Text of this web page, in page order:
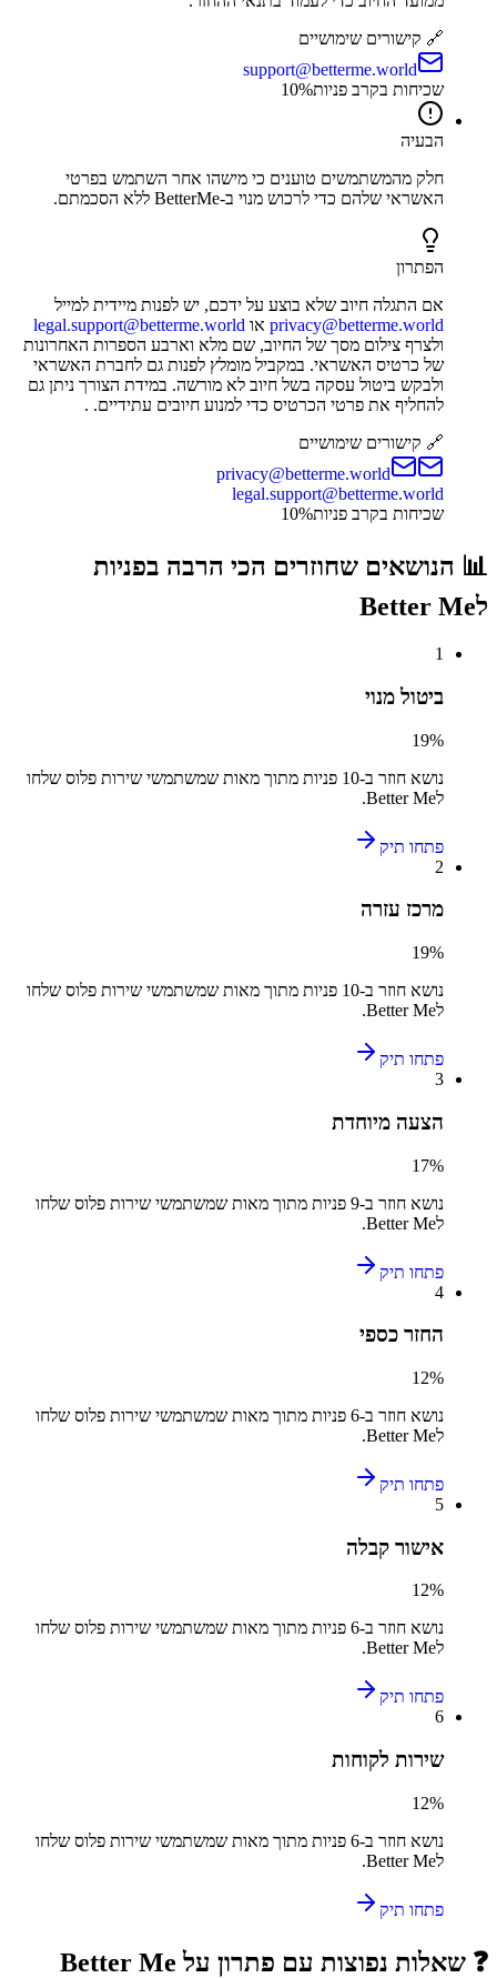
🔗 קישורים שימושיים
support@betterme.world
שכיחות בקרב פניות
10%
הבעיה
חלק מהמשתמשים טוענים כי מישהו אחר השתמש בפרטי
האשראי שלהם כדי לרכוש מנוי ב-BetterMe ללא הסכמתם.
הפתרון
אם התגלה חיוב שלא בוצע על ידכם, יש לפנות מיידית למייל
privacy@betterme.world או legal.support@betterme.world
ולצרף צילום מסך של החיוב, שם מלא וארבע הספרות האחרונות
של כרטיס האשראי. במקביל מומלץ לפנות גם לחברת האשראי
ולבקש ביטול עסקה בשל חיוב לא מורשה. במידת הצורך ניתן גם
להחליף את פרטי הכרטיס כדי למנוע חיובים עתידיים. .
🔗 קישורים שימושיים
privacy@betterme.world
legal.support@betterme.world
שכיחות בקרב פניות
10%
📊 הנושאים שחוזרים הכי הרבה בפניות
לBetter Me
1
ביטול מנוי
19%
נושא חוזר ב-10 פניות מתוך מאות שמשתמשי שירות פלוס שלחו
לBetter Me
.
פתחו תיק
2
מרכז עזרה
19%
נושא חוזר ב-10 פניות מתוך מאות שמשתמשי שירות פלוס שלחו
לBetter Me
.
פתחו תיק
3
הצעה מיוחדת
17%
נושא חוזר ב-9 פניות מתוך מאות שמשתמשי שירות פלוס שלחו
לBetter Me
.
פתחו תיק
4
החזר כספי
12%
נושא חוזר ב-6 פניות מתוך מאות שמשתמשי שירות פלוס שלחו
לBetter Me
.
פתחו תיק
5
אישור קבלה
12%
נושא חוזר ב-6 פניות מתוך מאות שמשתמשי שירות פלוס שלחו
לBetter Me
.
פתחו תיק
6
שירות לקוחות
12%
נושא חוזר ב-6 פניות מתוך מאות שמשתמשי שירות פלוס שלחו
לBetter Me
.
פתחו תיק
❓ שאלות נפוצות עם פתרון על Better Me